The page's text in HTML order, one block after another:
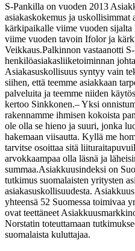
S-Pankilla on vuoden 2013
asiakaskokemus ja uskollisimmat
kärkipaikalle viime vuoden
viime vuoden tavoin Ifolor ja
Veikkaus.Palkinnon vastaanotti
henkilöasiakasliiketoiminnan
Asiakasuskollisuus syntyy vain
siihen, että teemme asiakkaan
palveluita ja teemme niiden
kertoo Sinkkonen.– Yksi
rakennamme ihmisen kokoista
ole olla se hieno ja suuri, jonka
hakemaan viisautta. Kyllä me
tarvitse osoittaa sitä
arvokkaampaa olla läsnä ja
summaa.Asiakkuusindeksi on
tutkimus suomalaisten yritysten
asiakasuskollisuudesta.
yhteensä 52 Suomessa toimivaa
ovat teettäneet
Norstatin toteuttamaan
suomalaista kuluttajaa.